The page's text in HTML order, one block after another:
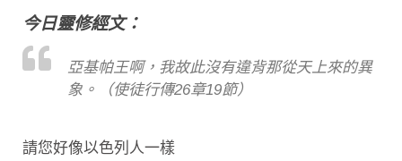
今日靈修經文：
亞基帕王啊，我故此沒有違背那從天上來的異
象。（使徒行傳26章19節）
請您好像以色列人一樣